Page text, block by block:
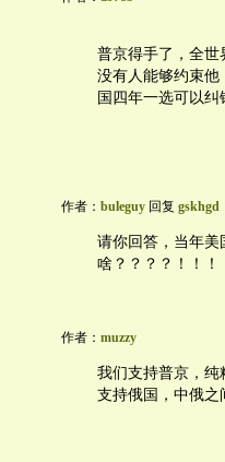
普京得手了，全世
没有人能够约束他
国四年一选可以纠
作者： buleguy 回复 gskhgd
请你回答，当年美
啥？？？？！！！
作者： muzzy
我们支持普京，纯
支持俄国，中俄之